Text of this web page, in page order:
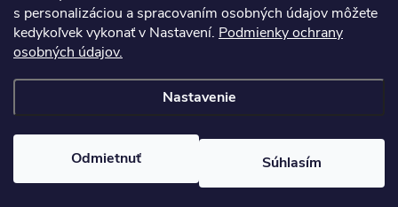
s personalizáciou a spracovaním osobných údajov môžete
kedykoľvek vykonať v Nastavení. Podmienky ochrany
osobných údajov.
Nastavenie
Odmietnuť Súhlasím
Kontakty Obchodné podmienky
nastavenie cookies